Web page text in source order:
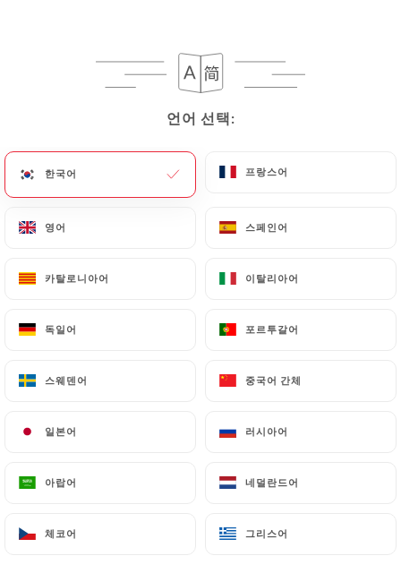
언어 선택:
한국어 프랑스어
영어 스페인어
카탈로니아어 이탈리아어
독일어 포르투갈어
스웨덴어 중국어 간체
일본어 러시아어
아랍어 네덜란드어
체코어 그리스어
언어 선택:
한국어 프랑스어
영어 스페인어
카탈로니아어 이탈리아어
독일어 포르투갈어
스웨덴어 중국어 간체
일본어 러시아어
아랍어 네덜란드어
체코어 그리스어